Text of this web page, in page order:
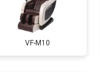
3300 ₽
3200 ₽
VF-M10